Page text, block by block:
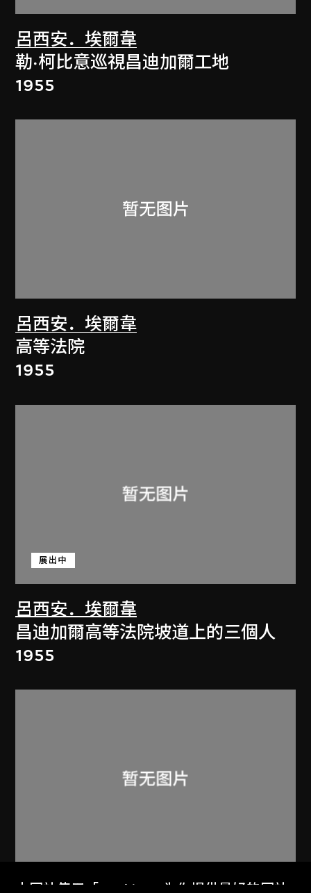
呂西安．埃爾韋
勒·柯比意巡視昌迪加爾工地
1955
呂西安．埃爾韋
高等法院
1955
呂西安．埃爾韋
展出中
昌迪加爾高等法院坡道上的三個人
1955
本网站使用「Cookies」为你提供最好的网站